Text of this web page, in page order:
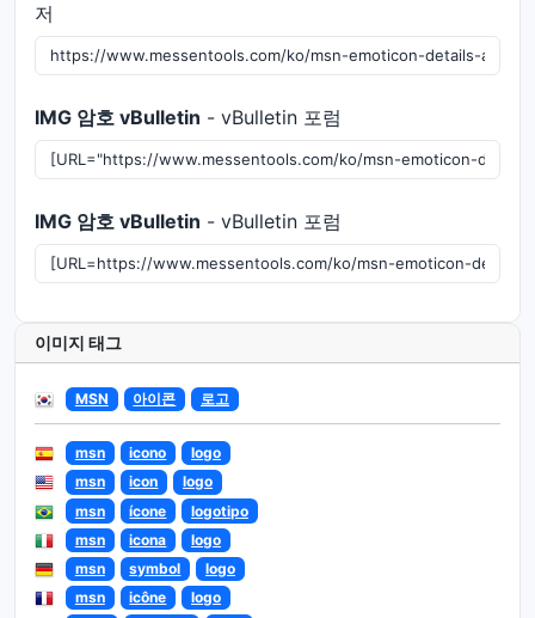
저
IMG 암호 vBulletin - vBulletin 포럼
IMG 암호 vBulletin - vBulletin 포럼
이미지 태그
MSN 아이콘 로고
msn icono
logo
msn
icon
logo
msn
ícone
logotipo
msn
icona
logo
msn
symbol
logo
msn
icône
logo